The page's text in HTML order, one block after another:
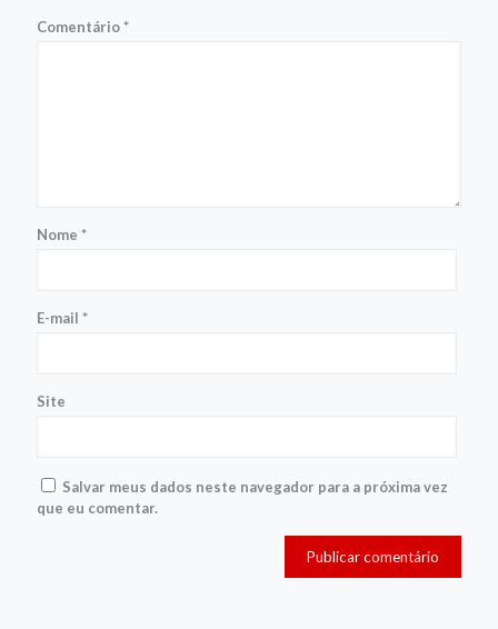
Comentário*
Nome *
E-mail *
Site
Salvar meus dados neste navegador para a próxima vez
que eu comentar.